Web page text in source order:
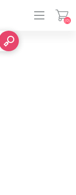
(0)